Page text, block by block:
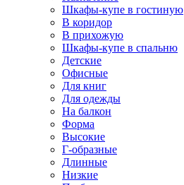
Шкафы-купе в гостиную
В коридор
В прихожую
Шкафы-купе в спальню
Детские
Офисные
Для книг
Для одежды
На балкон
Форма
Высокие
Г-образные
Длинные
Низкие